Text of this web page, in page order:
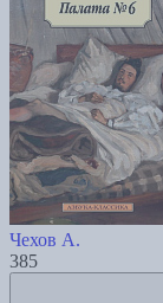
Чехов А.
385